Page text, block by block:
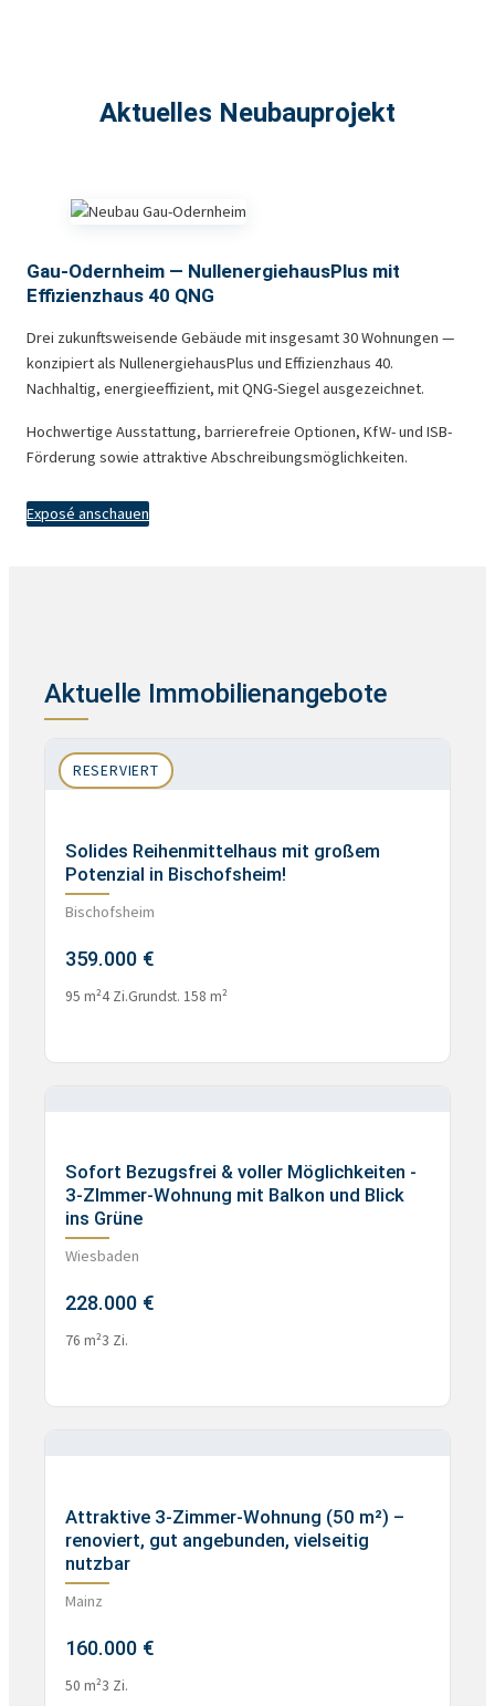
Aktuelles Neubauprojekt
Gau-Odernheim — NullenergiehausPlus mit
Effizienzhaus 40 QNG
Drei zukunftsweisende Gebäude mit insgesamt 30 Wohnungen —
konzipiert als NullenergiehausPlus und Effizienzhaus 40.
Nachhaltig, energieeffizient, mit QNG-Siegel ausgezeichnet.
Hochwertige Ausstattung, barrierefreie Optionen, KfW- und ISB-
Förderung sowie attraktive Abschreibungsmöglichkeiten.
Exposé anschauen
Aktuelle Immobilienangebote
RESERVIERT
Solides Reihenmittelhaus mit großem
Potenzial in Bischofsheim!
Bischofsheim
359.000 €
95 m²4 Zi.Grundst. 158 m²
Sofort Bezugsfrei & voller Möglichkeiten -
3-ZImmer-Wohnung mit Balkon und Blick
ins Grüne
Wiesbaden
228.000 €
76 m²3 Zi.
Attraktive 3-Zimmer-Wohnung (50 m²) –
renoviert, gut angebunden, vielseitig
nutzbar
Mainz
160.000 €
50 m²3 Zi.